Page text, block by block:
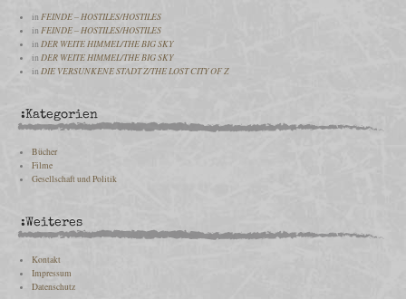
inFEINDE – HOSTILES/HOSTILES
inFEINDE – HOSTILES/HOSTILES
inDER WEITE HIMMEL/THE BIG SKY
inDER WEITE HIMMEL/THE BIG SKY
inDIE VERSUNKENE STADT Z/THE LOST CITY OF Z
:Kategorien
Bücher
Filme
Gesellschaft und Politik
:Weiteres
Kontakt
Impressum
Datenschutz